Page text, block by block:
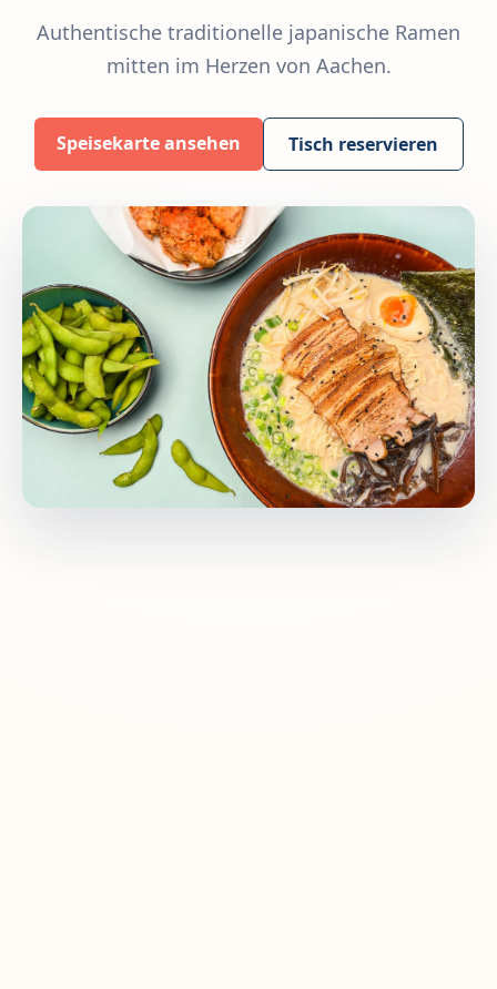
Authentische traditionelle japanische Ramen
mitten im Herzen von Aachen.
Speisekarte ansehen Tisch reservieren